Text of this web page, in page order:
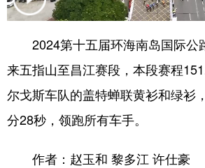
2024第十五届环海南岛国际公
来五指山至昌江赛段，本段赛程
尔戈斯车队的盖特蝉联黄衫和绿衫
分28秒，领跑所有车手。
作者：赵玉和 黎多江 许仕豪